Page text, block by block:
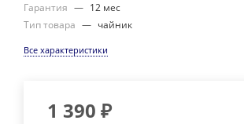
Гарантия — 12 мес
Тип товара — чайник
Все характеристики
1 390 ₽